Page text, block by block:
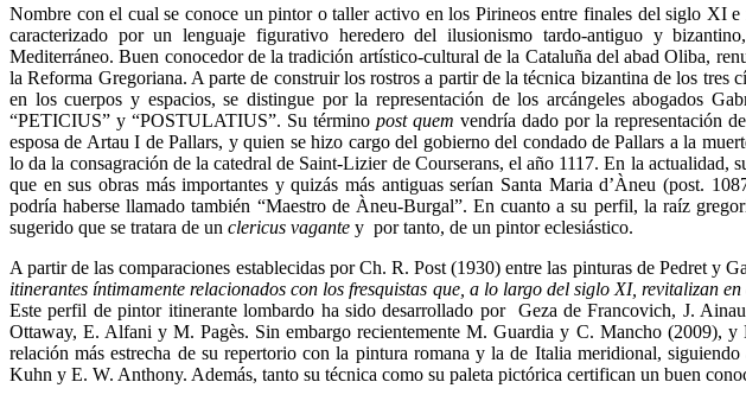
Nombre con el cual se conoce un pintor o taller activo en los Pirineos entre finales del siglo XI
caracterizado por un lenguaje figurativo heredero del ilusionismo tardo-antiguo y
Mediterráneo. Buen conocedor de la tradición artístico-cultural de la Cataluña del abad Oliba,
la Reforma Gregoriana. A parte de construir los rostros a partir de la técnica bizantina de los tres
en los cuerpos y espacios, se distingue por la representación de los arcángeles abogados
“PETICIUS” y “POSTULATIUS”. Su término post quem vendría dado por la representación
esposa de Artau I de Pallars, y quien se hizo cargo del gobierno del condado de Pallars a la
lo da la consagración de la catedral de Saint-Lizier de Courserans, el año 1117. En la actualidad,
que en sus obras más importantes y quizás más antiguas serían Santa Maria d’Àneu (post.
podría haberse llamado también “Maestro de Àneu-Burgal”. En cuanto a su perfil, la raíz
sugerido que se tratara de un clericus vagante y por tanto, de un pintor eclesiástico.
A partir de las comparaciones establecidas por Ch. R. Post (1930) entre las pinturas de Pedret y
itinerantes íntimamente relacionados con los fresquistas que, a lo largo del siglo XI, revitalizan
Este perfil de pintor itinerante lombardo ha sido desarrollado por Geza de Francovich, J.
Ottaway, E. Alfani y M. Pagès. Sin embargo recientemente M. Guardia y C. Mancho (2009),
relación más estrecha de su repertorio con la pintura romana y la de Italia meridional,
Kuhn y E. W. Anthony. Además, tanto su técnica como su paleta pictórica certifican un buen